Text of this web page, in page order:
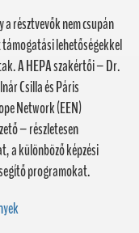
résztvevők nem csupán
lehetőségekkel
A HEPA szakértői – Dr.
Csilla és Páris
Network (EEN)
– részletesen
a különböző képzési
programokat.